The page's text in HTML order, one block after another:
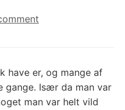
have er, og mange af
Især da man var
man var helt vild